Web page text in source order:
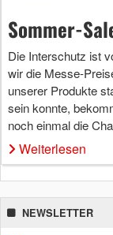
Sommer-
Die Interschutz ist
wir die Messe-
unserer Produkte
sein konnte,
noch einmal die
Weiterlesen
NEWSLETTER